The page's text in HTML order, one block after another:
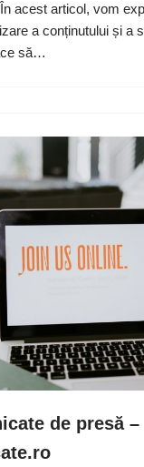
acest articol, vom
a conținutului și a
să…
de presă –